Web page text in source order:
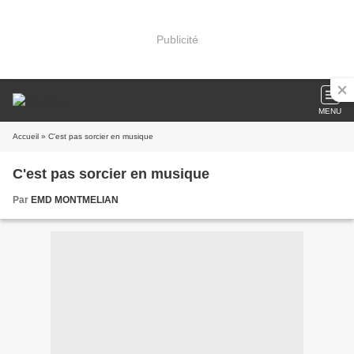
Publicité
MENU
Accueil » C'est pas sorcier en musique
C'est pas sorcier en musique
Par EMD MONTMELIAN